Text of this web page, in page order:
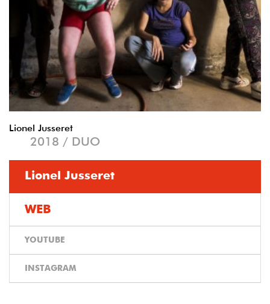
Lionel Jusseret
2018 / DUO
Lionel Jusseret
WEB
YOUTUBE
INSTAGRAM